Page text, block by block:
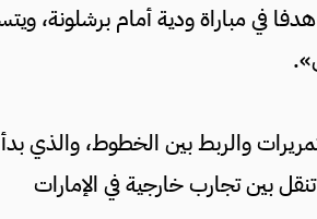
في مباراة ودية أمام برشلونة،
والربط بين الخطوط، والذي بدأ
بين تجارب خارجية في الإمارات